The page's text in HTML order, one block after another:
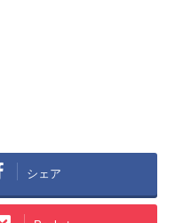
シェア